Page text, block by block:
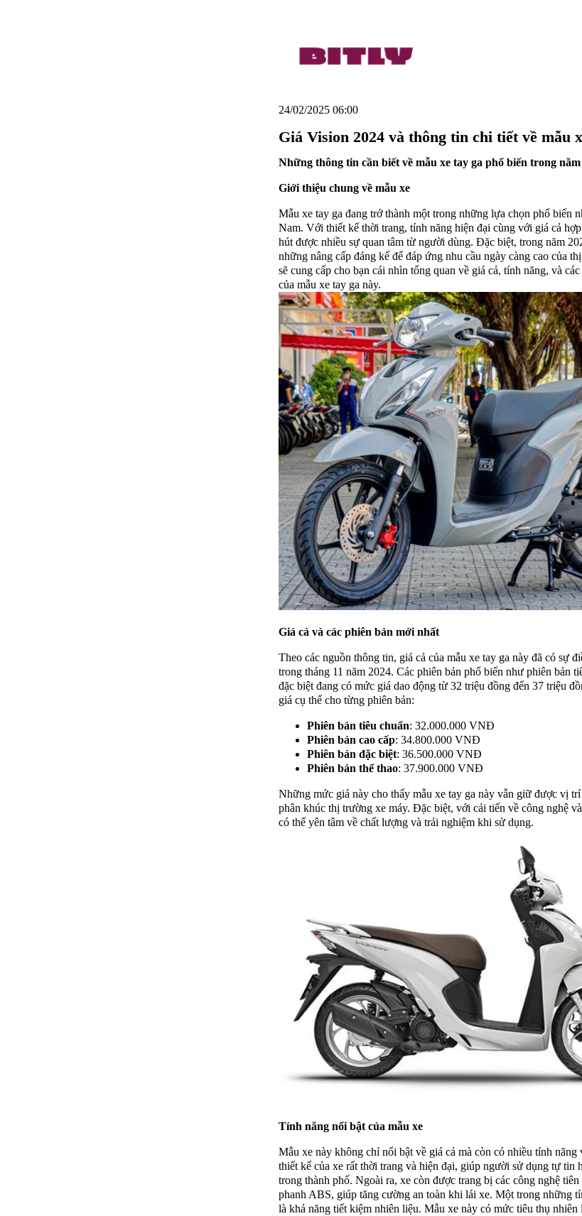
24/02/2025 06:00
Giá Vision 2024 và thông tin chi tiết về mẫu
Những thông tin cần biết về mẫu xe tay ga phổ biến trong năm
Giới thiệu chung về mẫu xe
Mẫu xe tay ga đang trở thành một trong những lựa chọn phổ biến
Nam. Với thiết kế thời trang, tính năng hiện đại cùng với giá cả
hút được nhiều sự quan tâm từ người dùng. Đặc biệt, trong năm
những nâng cấp đáng kể để đáp ứng nhu cầu ngày càng cao của
sẽ cung cấp cho bạn cái nhìn tổng quan về giá cả, tính năng, và
của mẫu xe tay ga này.
Giá cả và các phiên bản mới nhất
Theo các nguồn thông tin, giá cả của mẫu xe tay ga này đã có sự
trong tháng 11 năm 2024. Các phiên bản phổ biến như phiên bản
đặc biệt đang có mức giá dao động từ 32 triệu đồng đến 37 triệu
giá cụ thể cho từng phiên bản:
Phiên bản tiêu chuẩn: 32.000.000 VNĐ
Phiên bản cao cấp: 34.800.000 VNĐ
Phiên bản đặc biệt: 36.500.000 VNĐ
Phiên bản thể thao: 37.900.000 VNĐ
Những mức giá này cho thấy mẫu xe tay ga này vẫn giữ được vị
phân khúc thị trường xe máy. Đặc biệt, với cải tiến về công nghệ
có thể yên tâm về chất lượng và trải nghiệm khi sử dụng.
Tính năng nổi bật của mẫu xe
Mẫu xe này không chỉ nổi bật về giá cả mà còn có nhiều tính
thiết kế của xe rất thời trang và hiện đại, giúp người sử dụng tự tin
trong thành phố. Ngoài ra, xe còn được trang bị các công nghệ
phanh ABS, giúp tăng cường an toàn khi lái xe. Một trong những
là khả năng tiết kiệm nhiên liệu. Mẫu xe này có mức tiêu thụ